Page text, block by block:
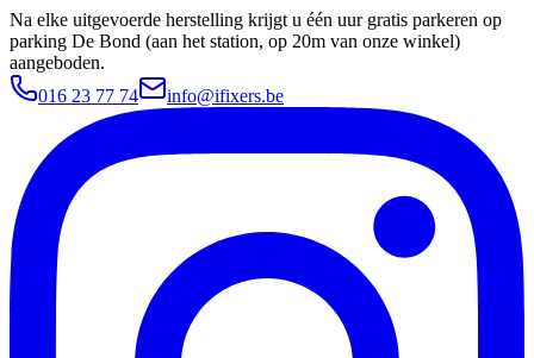
Na elke uitgevoerde herstelling krijgt u één uur gratis parkeren op
parking De Bond (aan het station, op 20m van onze winkel)
aangeboden.
016 23 77 74
info@ifixers.be